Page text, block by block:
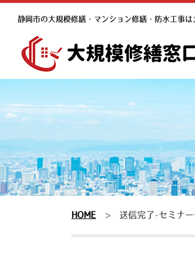
静岡市の大規模修繕・マンション修繕・防水工事
HOME > 送信完了-セミナ